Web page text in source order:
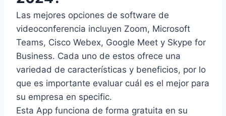
Las mejores opciones de software de
videoconferencia incluyen Zoom, Microsoft
Teams, Cisco Webex, Google Meet y Skype for
Business. Cada uno de estos ofrece una
variedad de características y beneficios, por lo
que es importante evaluar cuál es el mejor para
su empresa en specific.
Esta App funciona de forma gratuita en su